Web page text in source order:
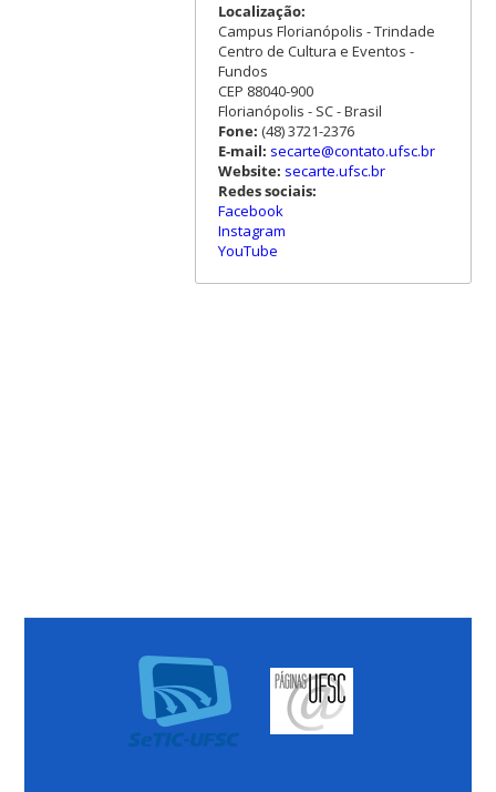
Localização:
Campus Florianópolis - Trindade
Centro de Cultura e Eventos -
Fundos
CEP 88040-900
Florianópolis - SC - Brasil
Fone: (48) 3721-2376
E-mail: secarte@contato.ufsc.br
Website: secarte.ufsc.br
Redes sociais:
Facebook
Instagram
YouTube